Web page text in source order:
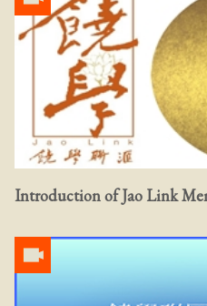
Introduction of Jao Link